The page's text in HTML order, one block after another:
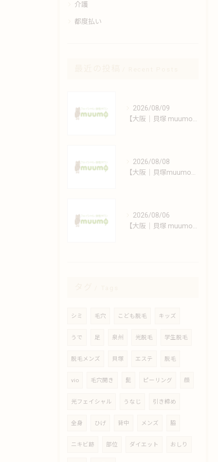
介護
都度払い
2026/08/09
2026/08/08
2026/08/06
シミ 毛穴 こども脱毛 キッズ
うで 足 泉州 光脱毛 学生脱毛
脱毛メンズ 貝塚 エステ 脱毛
vio 毛穴開き 髭 ピーリング 顔
光フェイシャル うなじ 引き締め
全身 ひげ 背中 メンズ 脇
ニキビ跡 部位 ダイエット おしり